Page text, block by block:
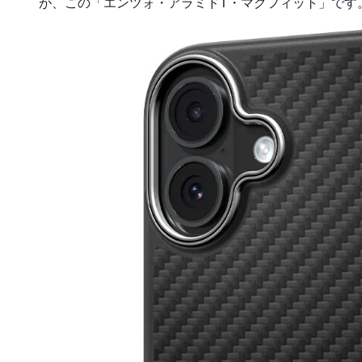
が、この「エンツォ・アラミドT・マグフィット」です